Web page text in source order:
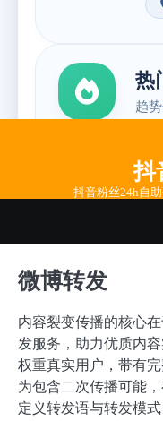
抖
抖音粉丝24h自
微博转发
内容裂变传播的核心
发服务，助力优质内
权重真实用户，带有
为包含二次传播可能
定义转发语与转发模